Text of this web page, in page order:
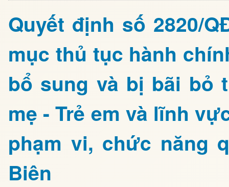
Quyết định số 2820/
mục thủ tục hành
bổ sung và bị bãi bỏ
mẹ - Trẻ em và lĩnh
phạm vi, chức năng
Biên